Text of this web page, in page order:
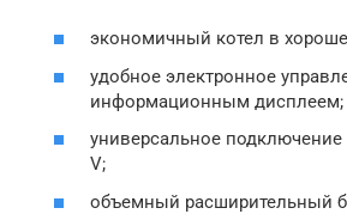
экономичный котел в
удобное электронное
информационным дисплеем;
универсальное подключение
V;
объемный расширительный